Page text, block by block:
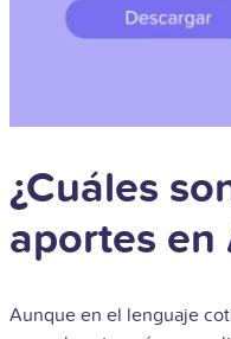
¿Cuáles
aportes en
Aunque en el lenguaje